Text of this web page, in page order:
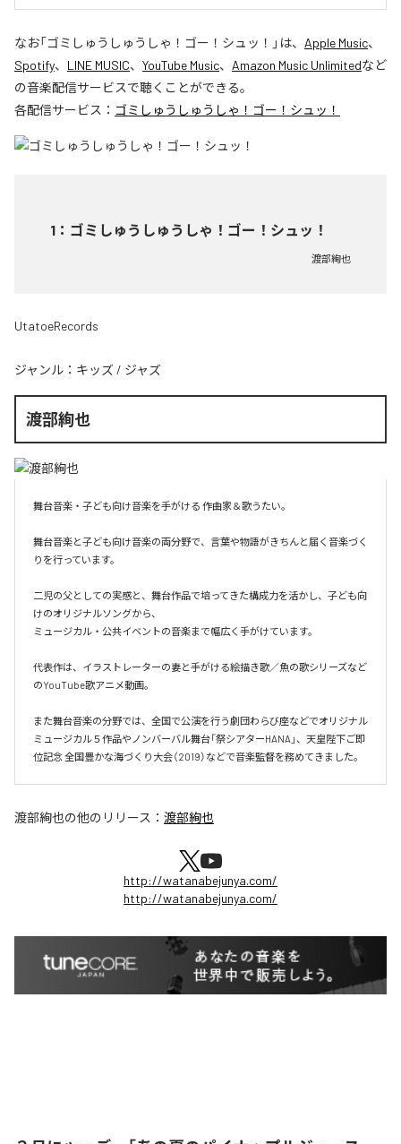
なお「ゴミしゅうしゅうしゃ！ゴー！シュッ！ 」は、 Apple Music、
Spotify、 LINE MUSIC、 YouTube Music、 Amazon Music Unlimitedなど
の音楽配信サービスで聴くことができる。
各配信サービス： ゴミしゅうしゅうしゃ！ゴー！シュッ！
1 ： ゴミしゅうしゅうしゃ！ゴー！シュッ！
渡部絢也
UtatoeRecords
ジャンル： キッズ / ジャズ
渡部絢也
舞台音楽・子ども向け音楽を手がける 作曲家＆歌うたい。
舞台音楽と子ども向け音楽の両分野で、言葉や物語がきちんと届く音楽づく
りを行っています。
二児の父としての実感と、舞台作品で培ってきた構成力を活かし、子ども向
けのオリジナルソングから、
ミュージカル・公共イベントの音楽まで幅広く手がけています。
代表作は、イラストレーターの妻と手がける絵描き歌／魚の歌シリーズなど
のYouTube歌アニメ動画。
また舞台音楽の分野では、全国で公演を行う劇団わらび座などでオリジナル
ミュージカル５作品やノンバーバル舞台「祭シアターHANA」、天皇陛下ご即
位記念 全国豊かな海づくり大会（2019）などで音楽監督を務めてきました。
渡部絢也の他のリリース： 渡部絢也
http://watanabejunya.com/
http://watanabejunya.com/